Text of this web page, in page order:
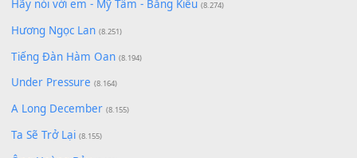
Pinyin
(8.651)
Bóng mây qua thềm (8.577)
[SHEET PIANO] We Wish You A Merry Christmas
Orange Days - FT Island